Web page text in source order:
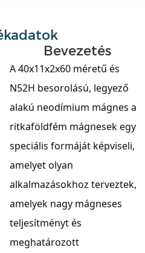
Bevezetés
A 40x11x2x60 méretű és
N52H besorolású, legyező
alakú neodímium mágnes a
ritkaföldfém mágnesek egy
speciális formáját képviseli,
amelyet olyan
alkalmazásokhoz terveztek,
amelyek nagy mágneses
teljesítményt és
meghatározott